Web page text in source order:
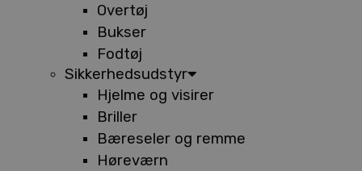
Overtøj
Bukser
Fodtøj
Sikkerhedsudstyr
Hjelme og visirer
Briller
Bæreseler og remme
Høreværn